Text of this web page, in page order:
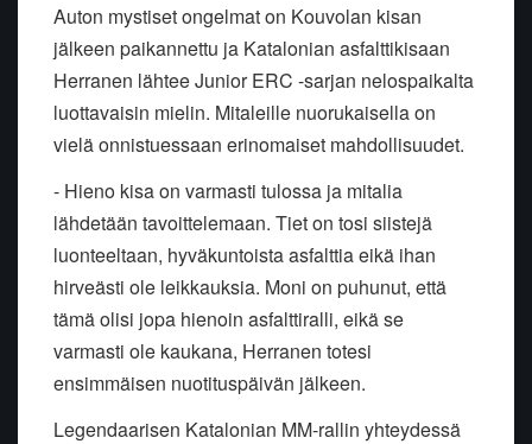
Auton mystiset ongelmat on Kouvolan kisan
jälkeen paikannettu ja Katalonian asfalttikisaan
Herranen lähtee Junior ERC -sarjan nelospaikalta
luottavaisin mielin. Mitaleille nuorukaisella on
vielä onnistuessaan erinomaiset mahdollisuudet.
- Hieno kisa on varmasti tulossa ja mitalia
lähdetään tavoittelemaan. Tiet on tosi siistejä
luonteeltaan, hyväkuntoista asfalttia eikä ihan
hirveästi ole leikkauksia. Moni on puhunut, että
tämä olisi jopa hienoin asfalttiralli, eikä se
varmasti ole kaukana, Herranen totesi
ensimmäisen nuotituspäivän jälkeen.
Legendaarisen Katalonian MM-rallin yhteydessä